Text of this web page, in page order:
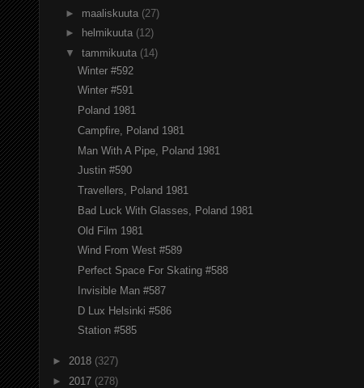
► maaliskuuta (27)
►
helmikuuta (12)
▼ tammikuuta (14)
Winter #592
Winter #591
Poland 1981
Campfire, Poland 1981
Man With A Pipe, Poland 1981
Justin #590
Travellers, Poland 1981
Bad Luck With Glasses, Poland 1981
Old Film 1981
Wind From West #589
Perfect Space For Skating #588
Invisible Man #587
D Lux Helsinki #586
Station #585
► 2018 (327)
► 2017 (278)